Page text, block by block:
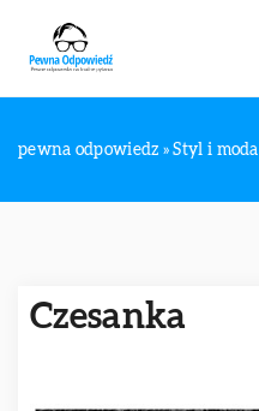
pewna odpowiedz »Styl i moda
Czesanka